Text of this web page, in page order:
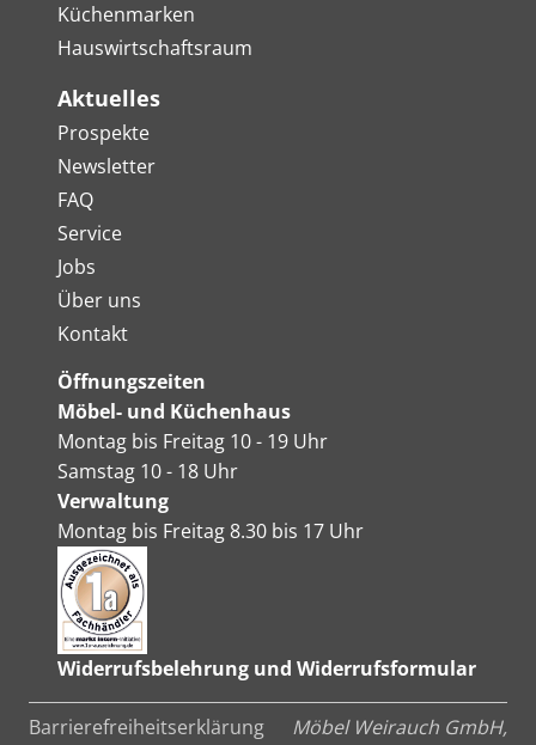
Küchenmarken
Hauswirtschaftsraum
Aktuelles
Prospekte
Newsletter
FAQ
Service
Jobs
Über uns
Kontakt
Öffnungszeiten
Möbel- und Küchenhaus
Montag bis Freitag 10 - 19 Uhr
Samstag 10 - 18 Uhr
Verwaltung
Montag bis Freitag 8.30 bis 17 Uhr
Widerrufsbelehrung und Widerrufsformular
Barrierefreiheitserklärung
Möbel Weirauch GmbH,